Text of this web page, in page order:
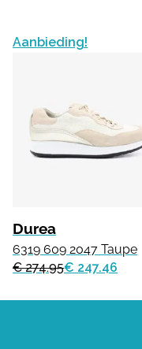
Aanbieding!
Durea
6319 609 2047 Taupe
€ 274.95€ 247.46